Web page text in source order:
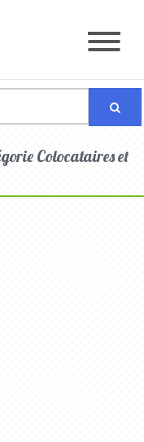
Colocataires et